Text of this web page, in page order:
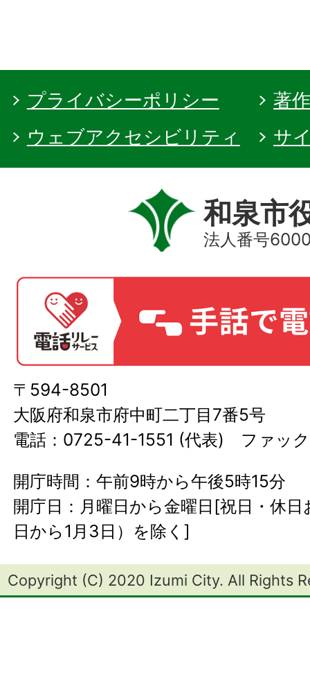
プライバシーポリシー
著
ウェブアクセシビリティ
サ
和泉市
法人番号
〒594-8501
大阪府和泉市府中町二丁目7番5号
電話：0725-41-1551 (代表) ファッ
開庁時間：午前9時から午後5時15分
開庁日：月曜日から金曜日[祝日・休
日から1月3日）を除く]
Copyright (C) 2020 Izumi City. All Rights